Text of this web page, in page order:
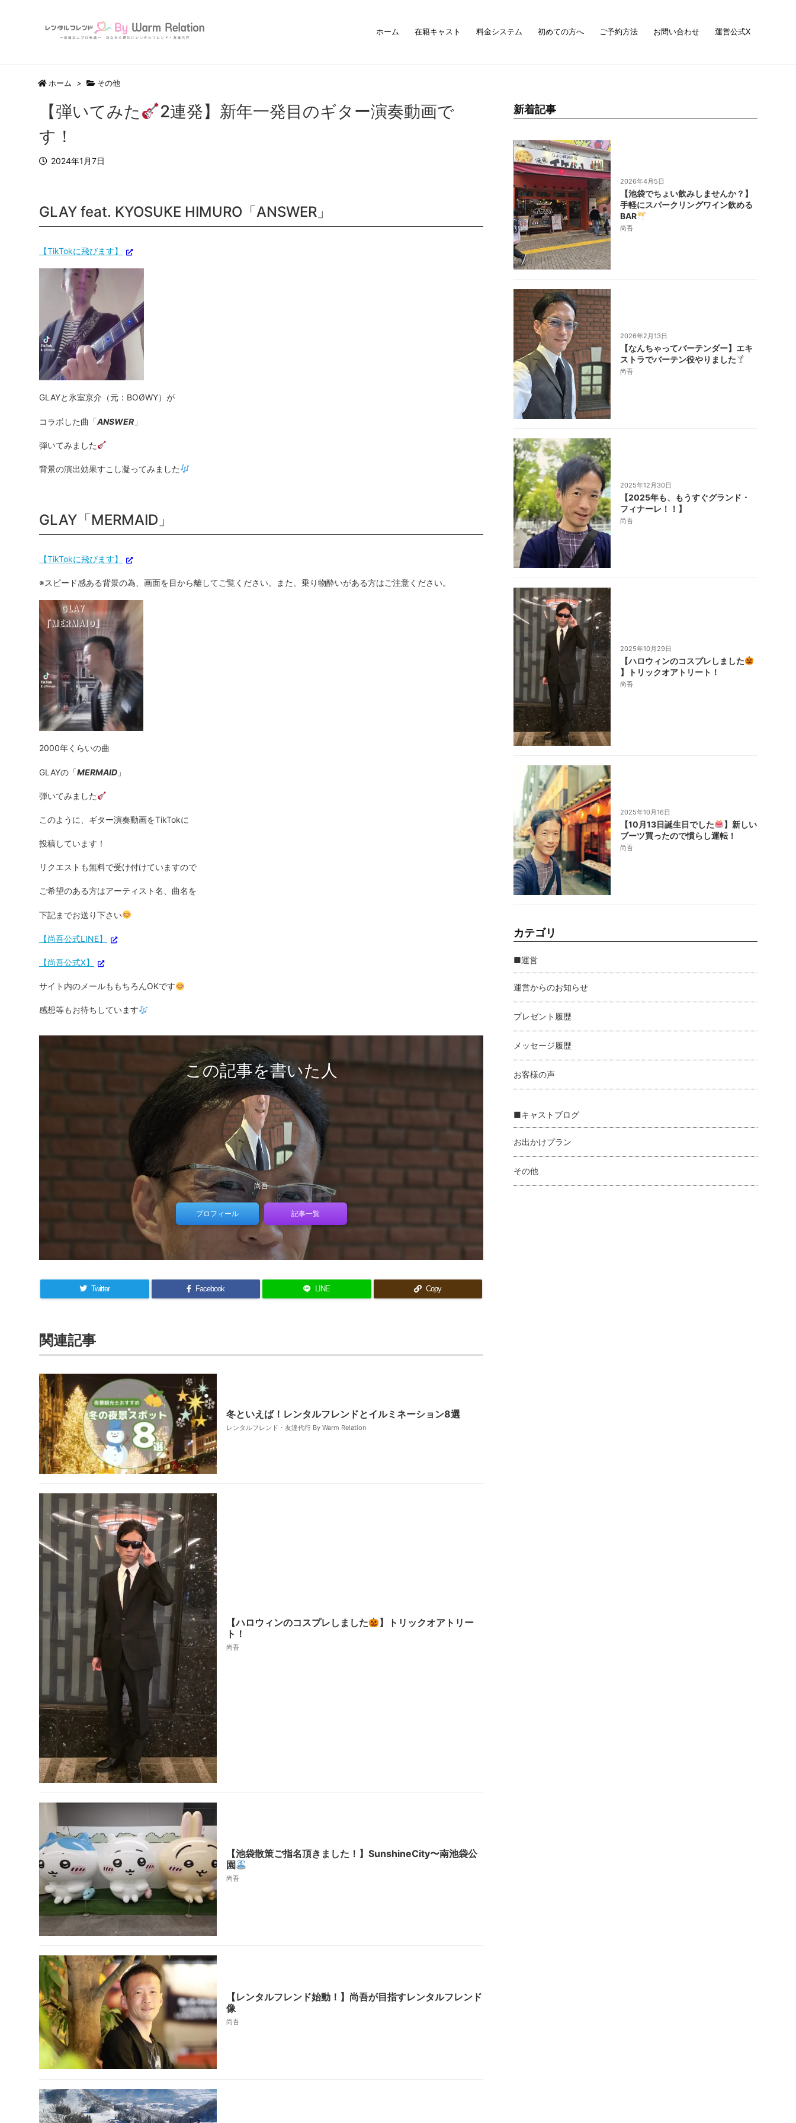
ホーム 在籍キャスト 料金システム 初めての方へ ご予約方法 お問い合わせ 運営公式X
ホーム > その他
【弾いてみた
2連発】新年一発目のギター演奏動画で
す！
2024年1月7日
GLAY feat. KYOSUKE HIMURO「ANSWER」
【TikTokに飛びます】
GLAYと氷室京介（元：BOØWY）が
コラボした曲「ANSWER 」
弾いてみました
背景の演出効果すこし凝ってみました
GLAY「MERMAID」
【TikTokに飛びます】
※スピード感ある背景の為、画面を目から離してご覧ください。また、乗り物酔いがある方はご注意ください。
2000年くらいの曲
GLAYの「MERMAID 」
弾いてみました
このように、ギター演奏動画をTikTokに
投稿しています！
リクエストも無料で受け付けていますので
ご希望のある方はアーティスト名、曲名を
下記までお送り下さい
【尚吾公式LINE】
【尚吾公式X】
サイト内のメールももちろんOKです
感想等もお待ちしています
この記事を書いた人
尚吾
プロフィール 記事一覧
Twitter Facebook LINE Copy
関連記事
冬といえば！レンタルフレンドとイルミネーション8選
レンタルフレンド・友達代行 By Warm Relation
【ハロウィンのコスプレしました
】トリックオアトリー
ト！
尚吾
【池袋散策ご指名頂きました！】SunshineCity〜南池袋公
園
尚吾
【レンタルフレンド始動！】尚吾が目指すレンタルフレンド
像
尚吾
新着記事
2026年4月5日
【池袋でちょい飲みしませんか？】
手軽にスパークリングワイン飲める
BAR
尚吾
2026年2月13日
【なんちゃってバーテンダー】エキ
ストラでバーテン役やりました
尚吾
2025年12月30日
【2025年も、もうすぐグランド・
フィナーレ！！】
尚吾
2025年10月29日
【ハロウィンのコスプレしました
】トリックオアトリート！
尚吾
2025年10月16日
【10月13日誕生日でした
】新しい
ブーツ買ったので慣らし運転！
尚吾
カテゴリ
■運営
運営からのお知らせ
プレゼント履歴
メッセージ履歴
お客様の声
■キャストブログ
お出かけプラン
その他